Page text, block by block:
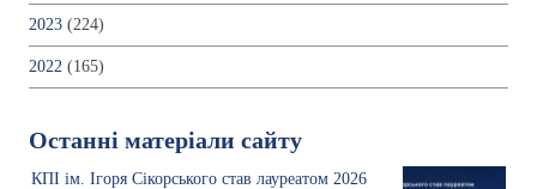
2023 (224)
2022 (165)
Останні матеріали сайту
КПІ ім. Ігоря Сікорського став лауреатом 2026